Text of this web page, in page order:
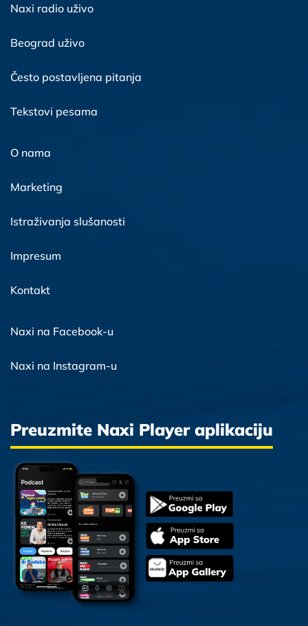
Naxi radio uživo
Beograd uživo
Često postavljena pitanja
Tekstovi pesama
O nama
Marketing
Istraživanja slušanosti
Impresum
Kontakt
Naxi na Facebook-u
Naxi na Instagram-u
Preuzmite Naxi Player aplikaciju